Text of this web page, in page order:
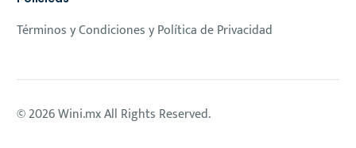
Términos y Condiciones y Política de Privacidad
© 2026 Wini.mx All Rights Reserved.